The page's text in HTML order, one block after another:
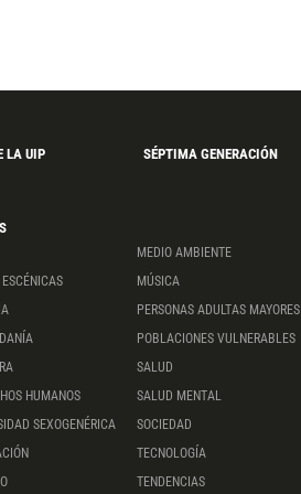
LA UIP SÉPTIMA GENERACIÓN
HUMANOS
SEXOGENÉRICA
MEDIO AMBIENTE
MÚSICA
PERSONAS ADULTAS MAYORES
POBLACIONES VULNERABLES
SALUD
SALUD MENTAL
SOCIEDAD
TECNOLOGÍA
TENDENCIAS